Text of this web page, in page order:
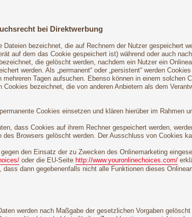
bei Direktwerbung
Dateien bezeichnet, die auf Rechnern der Nutzer gespeichert
auf dem das Cookie gespeichert ist) während oder auch
die gelöscht werden, nachdem ein Nutzer ein
werden. Als „permanent“ oder „persistent“ werden
mehreren Tagen aufsuchen. Ebenso können in einem
Cookies bezeichnet, die von anderen Anbietern als dem
Cookies einsetzen und klären hierüber im Rahmen
dass Cookies auf ihrem Rechner gespeichert werden,
des Browsers gelöscht werden. Der Ausschluss von Cookies
gegen den Einsatz der zu Zwecken des Onlinemarketing
oder die EU-Seite http://www.youronlinechoices.com/
dann gegebenenfalls nicht alle Funktionen dieses
werden nach Maßgabe der gesetzlichen Vorgaben